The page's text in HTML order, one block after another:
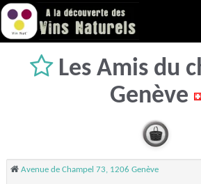
Les Amis du
Genève
Avenue de Champel 73, 1206 Genève